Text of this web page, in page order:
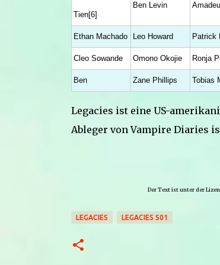
Tien[6]
Ben Levin
Ethan Machado Leo Howard Patrick
Cleo Sowande Omono Okojie Ronja
Ben Zane Phillips Tobias
Legacies ist eine US-
Ableger von Vampire Diaries
Der Text ist unter der
LEGACIES LEGACIES S01